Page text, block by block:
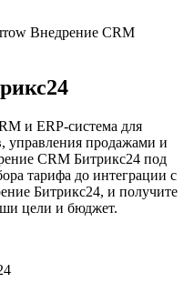
Внедрение CRM
и ERP-система для
управления продажами и
CRM Битрикс24 под
тарифа до интеграции с
Битрикс24, и получите
цели и бюджет.